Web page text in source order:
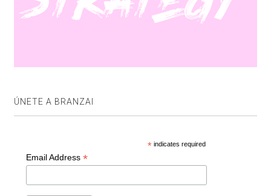
ÚNETE A BRANZAI
* indicates required
Email Address *